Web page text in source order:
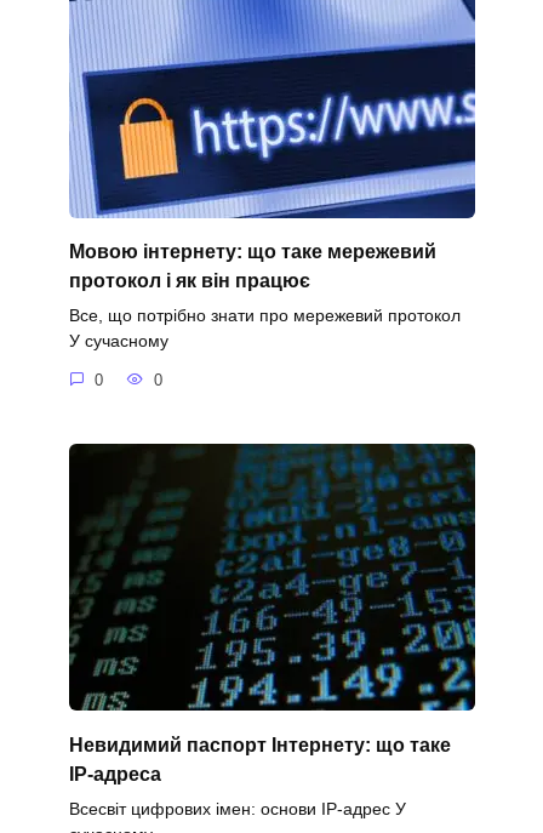
Мовою інтернету: що таке мережевий
протокол і як він працює
Все, що потрібно знати про мережевий протокол
У сучасному
0 0
Невидимий паспорт Інтернету: що таке
IP-адреса
Всесвіт цифрових імен: основи IP-адрес У